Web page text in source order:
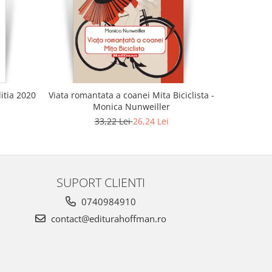
2020
Viata romantata a coanei Mita Biciclista -
Monica Nunweiller
33,22 Lei26,24 Lei
SUPORT CLIENTI
0740984910
contact@editurahoffman.ro